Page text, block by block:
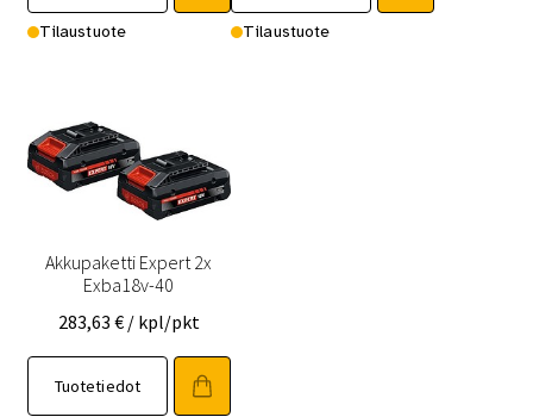
Tilaustuote Tilaustuote
Akkupaketti Expert 2x
Exba18v-40
283,63 € / kpl/pkt
Tuotetiedot